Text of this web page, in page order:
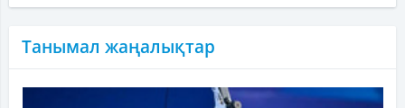
Танымал жаңалықтар